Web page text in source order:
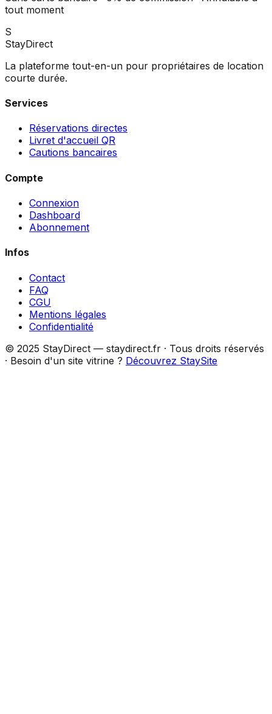
tout moment
S
StayDirect
La plateforme tout-en-un pour propriétaires de location
courte durée.
Services
Réservations directes
Livret d'accueil QR
Cautions bancaires
Compte
Connexion
Dashboard
Abonnement
Infos
Contact
FAQ
CGU
Mentions légales
Confidentialité
© 2025 StayDirect — staydirect.fr · Tous droits réservés
· Besoin d'un site vitrine ? Découvrez StaySite